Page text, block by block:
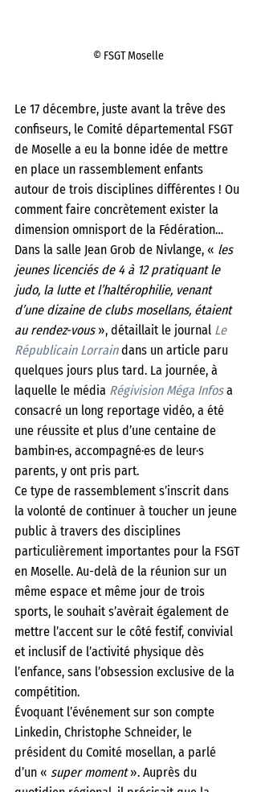
© FSGT Moselle
Le 17 décembre, juste avant la trêve des
confiseurs, le Comité départemental FSGT
de Moselle a eu la bonne idée de mettre
en place un rassemblement enfants
autour de trois disciplines différentes ! Ou
comment faire concrètement exister la
dimension omnisport de la Fédération…
Dans la salle Jean Grob de Nivlange, « les
jeunes licenciés de 4 à 12 pratiquant le
judo, la lutte et l’haltérophilie, venant
d’une dizaine de clubs mosellans, étaient
au rendez-vous », détaillait le journal Le
Républicain Lorrain dans un article paru
quelques jours plus tard. La journée, à
laquelle le média Régivision Méga Infos a
consacré un long reportage vidéo, a été
une réussite et plus d’une centaine de
bambin·es, accompagné·es de leur·s
parents, y ont pris part.
Ce type de rassemblement s’inscrit dans
la volonté de continuer à toucher un jeune
public à travers des disciplines
particulièrement importantes pour la FSGT
en Moselle. Au-delà de la réunion sur un
même espace et même jour de trois
sports, le souhait s’avèrait également de
mettre l’accent sur le côté festif, convivial
et inclusif de l’activité physique dès
l’enfance, sans l’obsession exclusive de la
compétition.
Évoquant l’événement sur son compte
Linkedin, Christophe Schneider, le
président du Comité mosellan, a parlé
d’un « super moment ». Auprès du